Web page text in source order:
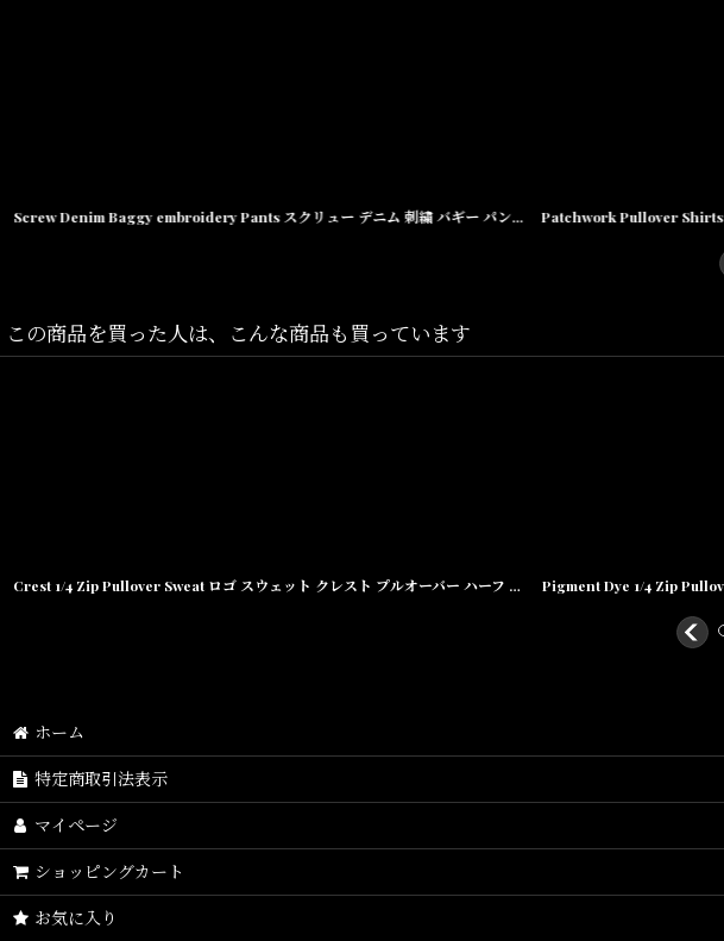
Screw Denim Baggy embroidery Pants スクリュー デニム 刺繍 バギー パンツ Washed Indigo
この商品を買った人は、こんな商品も買っています
Crest 1/4 Zip Pullover Sweat ロゴ スウェット クレスト プルオーバー ハーフ ジップ Ashe Grey グレー
ホーム
特定商取引法表示
マイページ
ショッピングカート
お気に入り